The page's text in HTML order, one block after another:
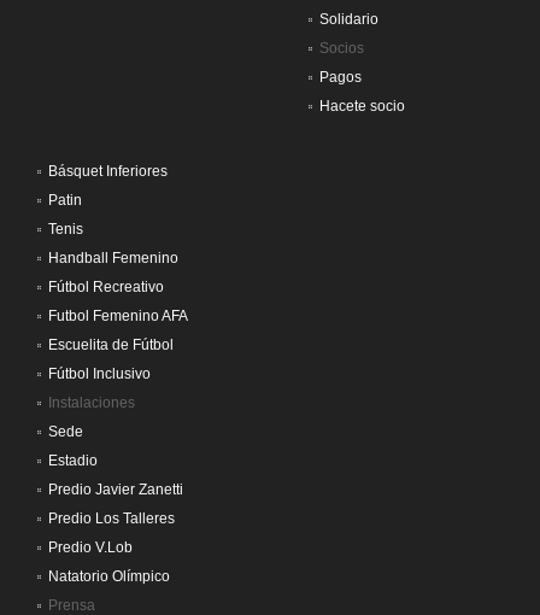
Solidario
Socios
Pagos
Hacete socio
Básquet Inferiores
Patin
Tenis
Handball Femenino
Fútbol Recreativo
Futbol Femenino AFA
Escuelita de Fútbol
Fútbol Inclusivo
Instalaciones
Sede
Estadio
Predio Javier Zanetti
Predio Los Talleres
Predio V.Lob
Natatorio Olímpico
Prensa